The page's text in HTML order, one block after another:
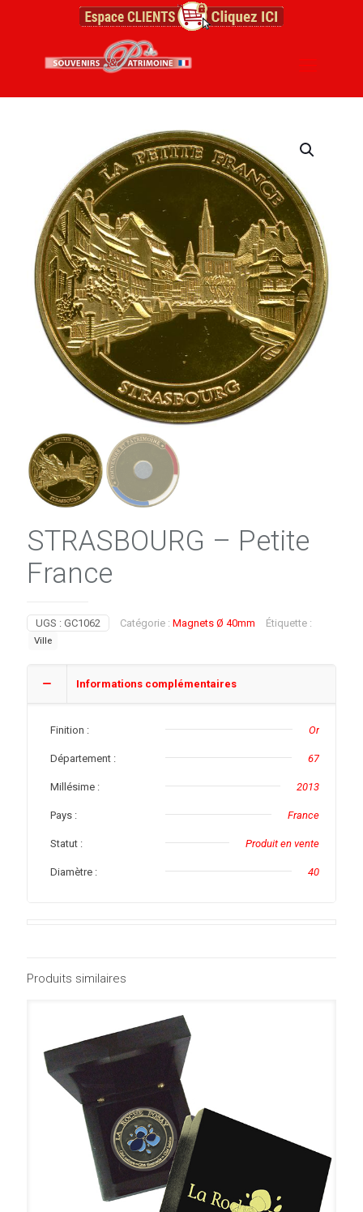
STRASBOURG – Petite
France
UGS : GC1062 Catégorie : Magnets Ø 40mm Étiquette :
Ville
Informations complémentaires
Finition : Or
Département : 67
Millésime : 2013
Pays : France
Statut : Produit en vente
Diamètre : 40
Produits similaires